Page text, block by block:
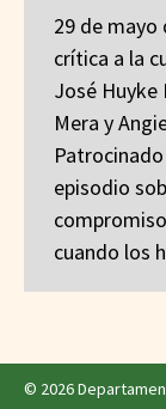
29 de mayo
crítica a la
José
Mera y
episodio
cuando los
© 2026